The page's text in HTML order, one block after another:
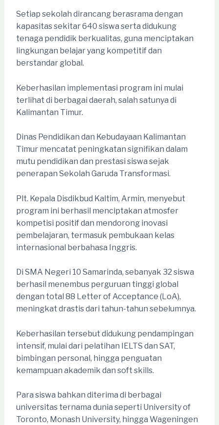
Setiap sekolah dirancang berasrama dengan
kapasitas sekitar 640 siswa serta didukung
tenaga pendidik berkualitas, guna menciptakan
lingkungan belajar yang kompetitif dan
berstandar global.
Keberhasilan implementasi program ini mulai
terlihat di berbagai daerah, salah satunya di
Kalimantan Timur.
Dinas Pendidikan dan Kebudayaan Kalimantan
Timur mencatat peningkatan signifikan dalam
mutu pendidikan dan prestasi siswa sejak
penerapan Sekolah Garuda Transformasi.
Plt. Kepala Disdikbud Kaltim, Armin, menyebut
program ini berhasil menciptakan atmosfer
kompetisi positif dan mendorong inovasi
pembelajaran, termasuk pembukaan kelas
internasional berbahasa Inggris.
Di SMA Negeri 10 Samarinda, sebanyak 32 siswa
berhasil menembus perguruan tinggi global
dengan total 88 Letter of Acceptance (LoA),
meningkat drastis dari tahun-tahun sebelumnya.
Keberhasilan tersebut didukung pendampingan
intensif, mulai dari pelatihan IELTS dan SAT,
bimbingan personal, hingga penguatan
kemampuan akademik dan soft skills.
Para siswa bahkan diterima di berbagai
universitas ternama dunia seperti University of
Toronto, Monash University, hingga Wageningen